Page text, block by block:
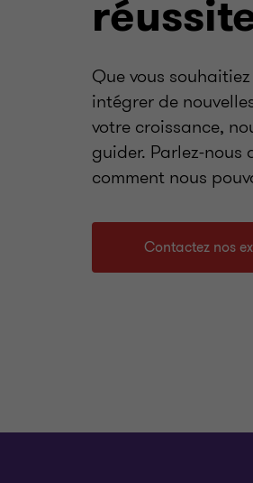
Que vous
intégrer de
votre croissance,
guider. Parlez-nous
comment nous
Contactez nos